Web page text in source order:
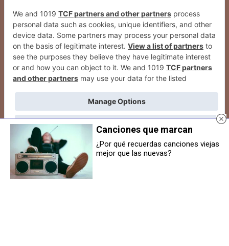
Vuelven de nuevo los
campamentos urbanos de
Navidad Le Bal de Pamplona: del
23 de diciembre al 7 de enero
Canciones que marcan
¿Por qué recuerdas canciones viejas
mejor que las nuevas?